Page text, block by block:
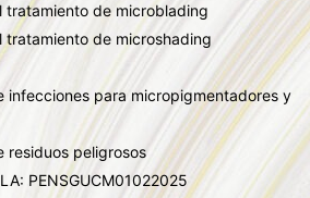
tratamiento de microblading
de microshading
infecciones para micropigmentadores y
residuos peligrosos
PENSGUCM01022025